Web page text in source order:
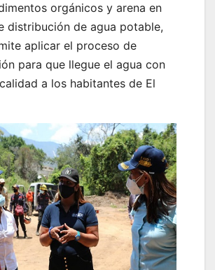
orgánicos y arena en
distribución de agua potable,
aplicar el proceso de
para que llegue el agua con
a los habitantes de El